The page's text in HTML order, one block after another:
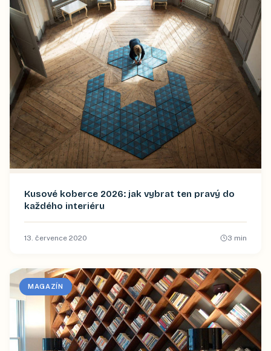
Kusové koberce 2026: jak vybrat ten pravý do
každého interiéru
13. července 2020 3 min
MAGAZÍN